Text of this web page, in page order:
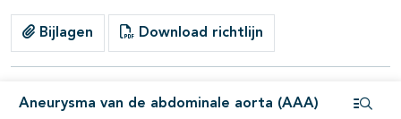
Bijlagen Download richtlijn
Aneurysma van de abdominale aorta (AAA)
open- en dichtklappen
open- en dichtklappen